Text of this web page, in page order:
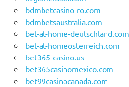
bdmbetcasino-ro.com
bdmbetsaustralia.com
bet-at-home-deutschland.com
bet-at-homeosterreich.com
bet365-casino.us
bet365casinomexico.com
bet99casinocanada.com